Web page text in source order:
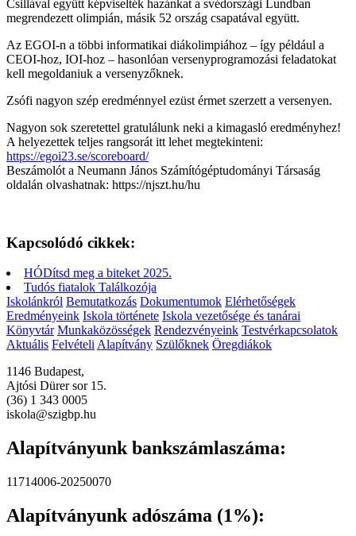
Csillával együtt képviselték hazánkat a svédországi Lundban
megrendezett olimpián, másik 52 ország csapatával együtt.
Az EGOI-n a többi informatikai diákolimpiához – így például a
CEOI-hoz, IOI-hoz – hasonlóan versenyprogramozási feladatokat
kell megoldaniuk a versenyzőknek.
Zsófi nagyon szép eredménnyel ezüst érmet szerzett a versenyen.
Nagyon sok szeretettel gratulálunk neki a kimagasló eredményhez!
A helyezettek teljes rangsorát itt lehet megtekinteni:
https://egoi23.se/scoreboard/
Beszámolót a Neumann János Számítógéptudományi Társaság
oldalán olvashatnak: https://njszt.hu/hu
Kapcsolódó cikkek:
HÓDítsd meg a biteket 2025.
Tudós fiatalok Találkozója
Iskolánkról Bemutatkozás Dokumentumok Elérhetőségek
Eredményeink Iskola története Iskola vezetősége és tanárai
Könyvtár Munkaközösségek Rendezvényeink Testvérkapcsolatok
Aktuális Felvételi Alapítvány Szülőknek Öregdiákok
1146 Budapest,
Ajtósi Dürer sor 15.
(36) 1 343 0005
iskola@szigbp.hu
Alapítványunk bankszámlaszáma:
11714006-20250070
Alapítványunk adószáma (1%):